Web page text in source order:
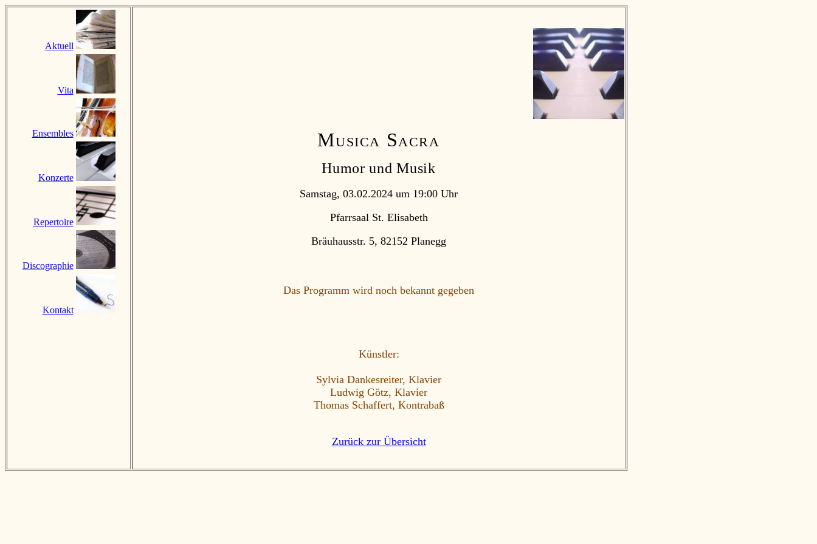
Aktuell
Vita
Ensembles
Konzerte
Repertoire
Discographie
Kontakt
Musica Sacra
Humor und Musik
Samstag, 03.02.2024 um 19:00 Uhr
Pfarrsaal St. Elisabeth
Bräuhausstr. 5, 82152 Planegg
Das Programm wird noch bekannt gegeben
Künstler:
Sylvia Dankesreiter, Klavier
Ludwig Götz, Klavier
Thomas Schaffert, Kontrabaß
Zurück zur Übersicht